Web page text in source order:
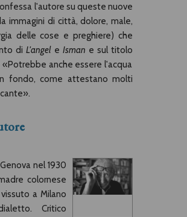
l'autore su queste nuove
immagini di città, dolore, male,
delle cose e preghiere) che
di L'angel e Isman e sul titolo
«Potrebbe anche essere l'acqua
fondo, come attestano molti
nel 1930
colornese
a Milano
Critico